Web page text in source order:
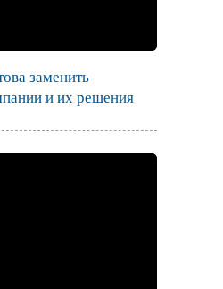
заменить
и их решения